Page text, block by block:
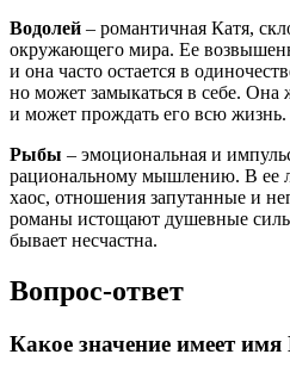
Водолей – романтичная Катя,
окружающего мира. Ее
и она часто остается в
но может замыкаться в себе. Она
и может прождать его всю жизнь.
Рыбы – эмоциональная и
рациональному мышлению. В ее
хаос, отношения запутанные и
романы истощают душевные
бывает несчастна.
Вопрос-ответ
Какое значение имеет имя